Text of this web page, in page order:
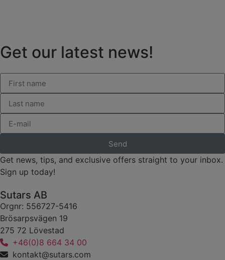
Get our latest news!
Send
Get news, tips, and exclusive offers straight to your inbox.
Sign up today!
Sutars AB
Orgnr: 556727-5416
Brösarpsvägen 19
275 72 Lövestad
+46(0)8 664 34 00
kontakt@sutars.com